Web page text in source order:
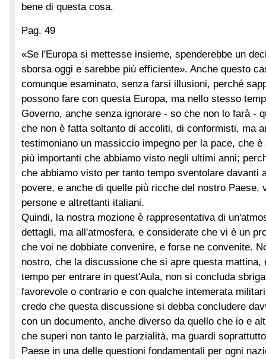
bene di questa cosa.
Pag. 49
«Se l'Europa si mettesse insieme, spenderebbe un
sborsa oggi e sarebbe più efficiente». Anche questo
comunque esaminato, senza farsi illusioni, perché
possono fare con questa Europa, ma nello stesso
Governo, anche senza ignorare - so che non lo farà -
che non è fatta soltanto di accoliti, di conformisti, ma
testimoniano un massiccio impegno per la pace, che
più importanti che abbiamo visto negli ultimi anni;
che abbiamo visto per tanto tempo sventolare davanti
povere, e anche di quelle più ricche del nostro Paese,
persone e altrettanti italiani.
Quindi, la nostra mozione è rappresentativa di
dettagli, ma all'atmosfera, e considerate che vi è un
che voi ne dobbiate convenire, e forse ne convenite.
nostro, che la discussione che si apre questa mattina,
tempo per entrare in quest'Aula, non si concluda
favorevole o contrario e con qualche intemerata
credo che questa discussione si debba concludere
con un documento, anche diverso da quello che io e
che superi non tanto le parzialità, ma guardi
Paese in una delle questioni fondamentali per ogni